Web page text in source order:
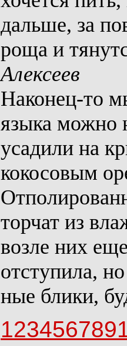
дальше, за
роща и
Алексеев
Наконец-то
языка можно
усадили на
кокосовым
торчат из
возле них
отступила,
ные блики,
123456789